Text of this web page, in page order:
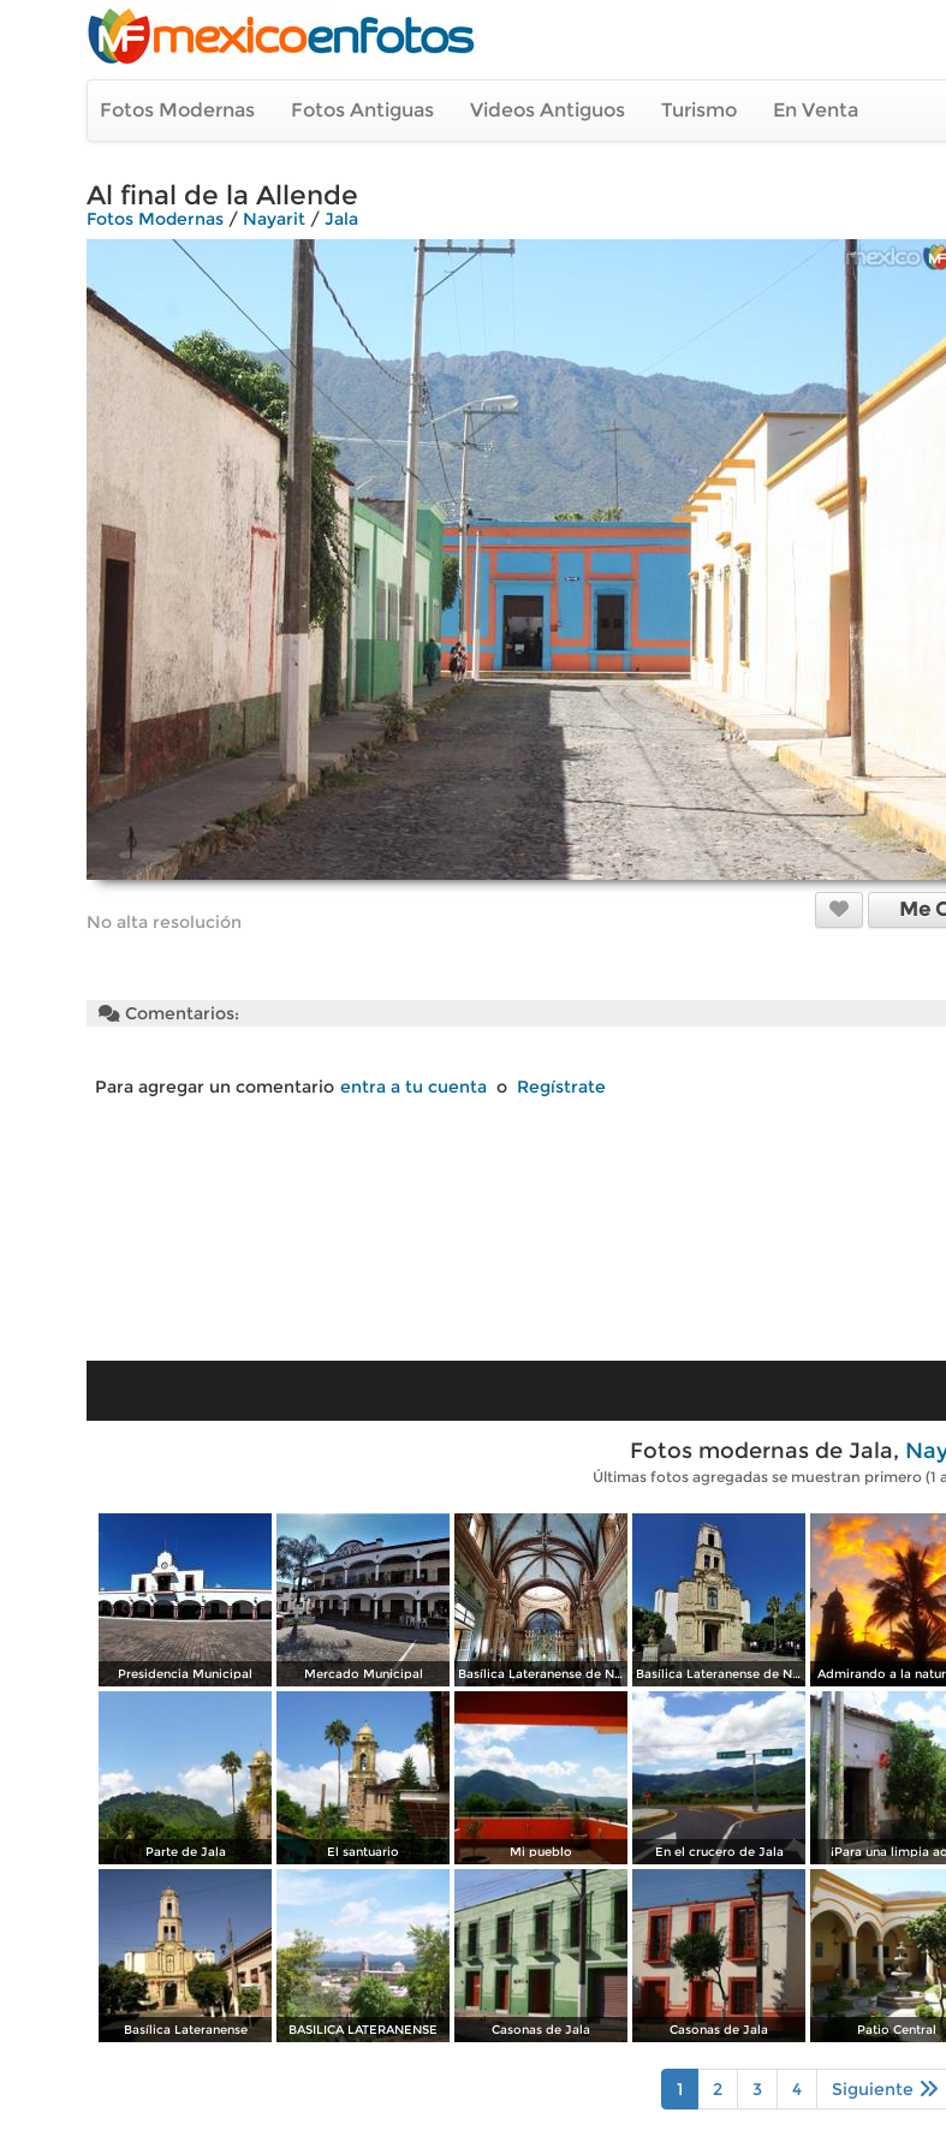
Fotos Modernas Fotos Antiguas Videos Antiguos Turismo En Venta
Al final de la Allende
Fotos Modernas / Nayarit / Jala
No alta resolución
Me
Comentarios:
Para agregar un comentario entra a tu cuenta o Regístrate
Fotos modernas de Jala,
Últimas fotos agregadas se muestran primero (1
Presidencia Municipal Mercado Municipal Basílica Lateranense de N.S. de la Asunción Basílica Lateranense de N.S. de la Asunción Admirando a la
Parte de Jala El santuario Mi pueblo En el crucero de Jala ¡Para una limpia
Basílica Lateranense BASILICA LATERANENSE Casonas de Jala Casonas de Jala Patio Central
1 2 3 4 Siguiente